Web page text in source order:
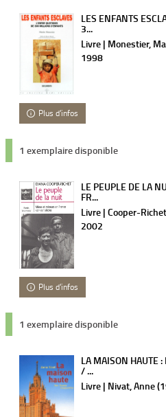
LES ENFANTS
3...
Livre | Monestier,
1998
Plus d'infos
1 exemplaire disponible
LE PEUPLE DE LA
FR...
Livre | Cooper-
2002
Plus d'infos
1 exemplaire disponible
LA MAISON HAUTE :
/ ...
Livre | Nivat, Anne